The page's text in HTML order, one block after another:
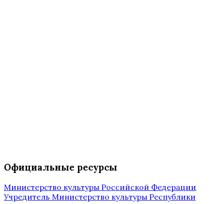
Официальные ресурсы
Министерство культуры Российской Федерации
Учредитель Министерство культуры Республики